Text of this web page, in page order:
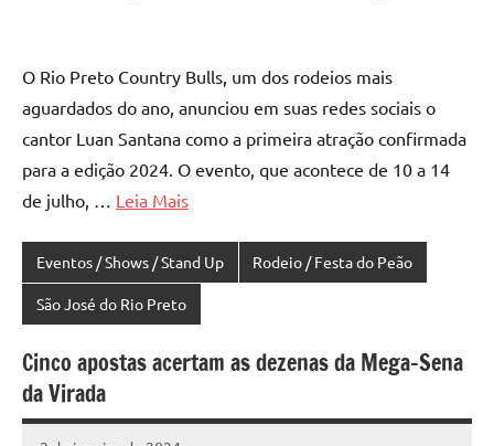
O Rio Preto Country Bulls, um dos rodeios mais
aguardados do ano, anunciou em suas redes sociais o
cantor Luan Santana como a primeira atração confirmada
para a edição 2024. O evento, que acontece de 10 a 14
de julho, … Leia Mais
Eventos / Shows / Stand Up Rodeio / Festa do Peão
São José do Rio Preto
Cinco apostas acertam as dezenas da Mega-Sena
da Virada